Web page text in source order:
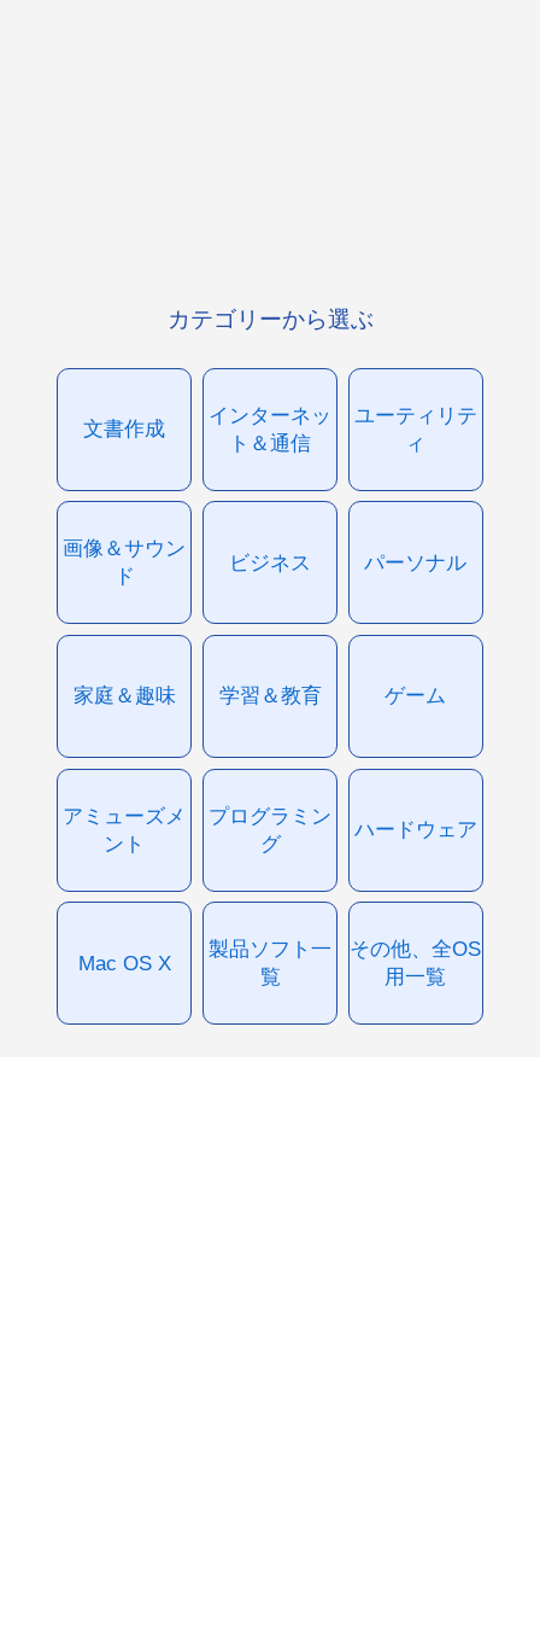
カテゴリーから選ぶ
文書作成
インターネッ
ト＆通信
ユーティリテ
ィ
画像＆サウン
ド
ビジネス パーソナル
家庭＆趣味 学習＆教育 ゲーム
アミューズメ
ント
プログラミン
グ
ハードウェア
Mac OS X
製品ソフト一
覧
その他、全OS
用一覧